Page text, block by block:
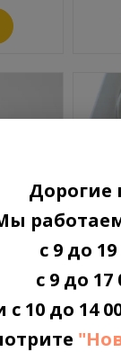
соты
40мл в
Дорогие
с 9 до
с 9 до 17
с 10 до 14